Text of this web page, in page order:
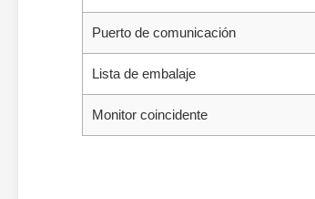
Puerto de comunicación
Lista de embalaje
Monitor coincidente